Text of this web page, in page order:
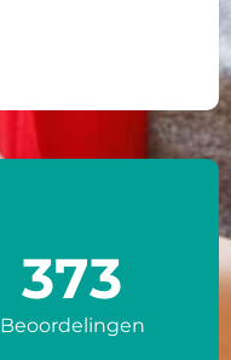
373
Beoordelingen